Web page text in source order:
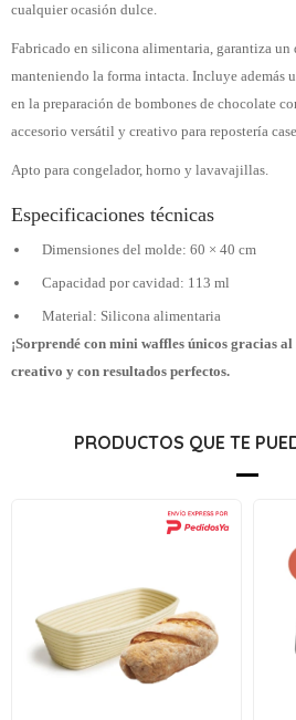
cualquier ocasión dulce.
Fabricado en silicona alimentaria, garantiza
manteniendo la forma intacta. Incluye además
en la preparación de bombones de chocolate
accesorio versátil y creativo para repostería
Apto para congelador, horno y lavavajillas.
Especificaciones técnicas
Dimensiones del molde: 60 × 40 cm
Capacidad por cavidad: 113 ml
Material: Silicona alimentaria
¡Sorprendé con mini waffles únicos gracias
creativo y con resultados perfectos.
PRODUCTOS QUE TE